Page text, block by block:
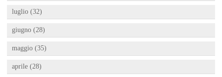
luglio (32)
giugno (28)
maggio (35)
aprile (28)